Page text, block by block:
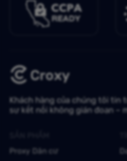
Khách hàng của chúng tôi tin
sự kết nối không gián đoạn –
Proxy Dân cư